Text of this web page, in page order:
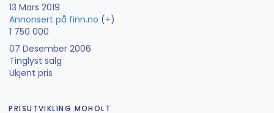
13 Mars 2019
Annonsert på finn.no (+)
1 750 000
07 Desember 2006
Tinglyst salg
Ukjent pris
PRISUTVIKLING MOHOLT